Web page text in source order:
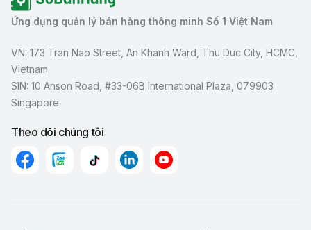
Ứng dụng quản lý bán hàng thông minh Số 1 Việt Nam
VN: 173 Tran Nao Street, An Khanh Ward, Thu Duc City, HCMC,
Vietnam
SIN: 10 Anson Road, #33-06B International Plaza, 079903
Singapore
Theo dõi chúng tôi